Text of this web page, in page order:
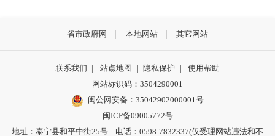
省市政府网 本地网站 其它网站
联系我们 | 站点地图 | 隐私保护 |
使用帮助
网站标识码：3504290001
闽公网安备：35042902000001号
闽ICP备09005772号
地址：泰宁县和平中街25号 电话：0598-7832337(仅受理网站违法和不